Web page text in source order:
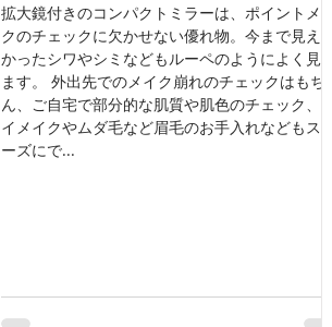
拡大鏡付きのコンパクトミラーは、ポイントメイ
クのチェックに欠かせない優れ物。今まで見えな
かったシワやシミなどもルーペのようによく見え
ます。 外出先でのメイク崩れのチェックはもちろ
ん、ご自宅で部分的な肌質や肌色のチェック、ア
イメイクやムダ毛など眉毛のお手入れなどもスム
ーズにで...